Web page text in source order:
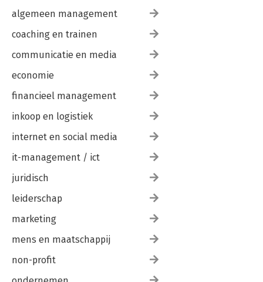
algemeen management
coaching en trainen
communicatie en media
economie
financieel management
inkoop en logistiek
internet en social media
it-management / ict
juridisch
leiderschap
marketing
mens en maatschappij
non-profit